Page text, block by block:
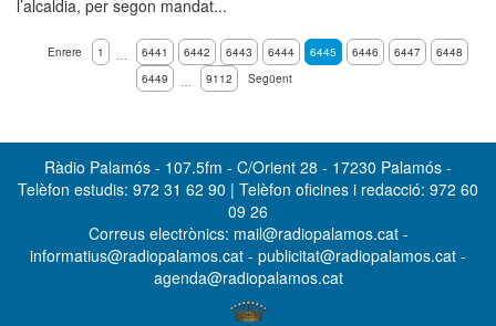
l’alcaldia, per segon mandat...
Enrere 1 6441 6442 6443 6444 6445 6446 6447
6448
6449
9112 Següent
Ràdio Palamós - 107.5fm - C/Orient 28 - 17230 Palamós -
Telèfon estudis: 972 31 62 90 | Telèfon oficines i redacció: 972 60
09 26
Correus electrònics: mail@radiopalamos.cat -
informatius@radiopalamos.cat - publicitat@radiopalamos.cat -
agenda@radiopalamos.cat